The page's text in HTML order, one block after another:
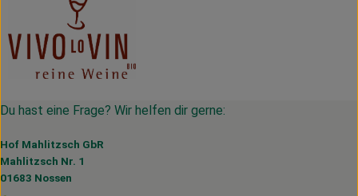
Du hast eine Frage? Wir helfen dir gerne:
Hof Mahlitzsch GbR
Mahlitzsch Nr. 1
01683 Nossen